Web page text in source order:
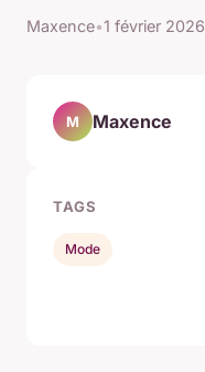
Maxence•1 février 2026
M Maxence
TAGS
Mode